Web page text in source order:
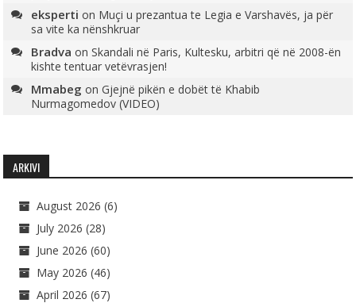
eksperti on Muçi u prezantua te Legia e Varshavës, ja për
sa vite ka nënshkruar
Bradva onSkandali në Paris, Kultesku, arbitri që në 2008-ën
kishte tentuar vetëvrasjen!
Mmabeg onGjejnë pikën e dobët të Khabib
Nurmagomedov (VIDEO)
ARKIVI
August 2026 (6)
July 2026 (28)
June 2026 (60)
May 2026 (46)
April 2026 (67)